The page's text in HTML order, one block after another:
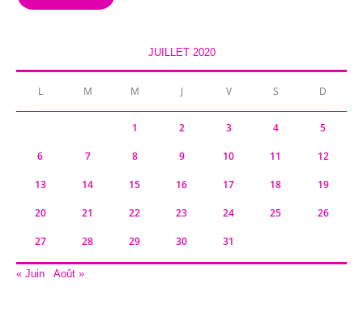
JUILLET 2020
L M M J V S D
1 2 3 4 5
6 7 8 9 10 11 12
13 14 15 16 17 18 19
20 21 22 23 24 25 26
27 28 29 30 31
« Juin Août »